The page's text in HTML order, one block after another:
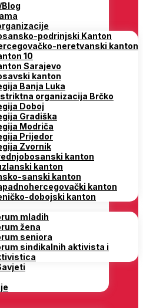
podrinjski Kanton
neretvanski kanton
10
Sarajevo
kanton
Banja Luka
organizacija Brčko
Doboj
Gradiška
Modriča
Prijedor
Zvornik
kanton
kanton
sanski kanton
kanton
dobojski kanton
mladih
žena
seniora
sindikalnih aktivista i